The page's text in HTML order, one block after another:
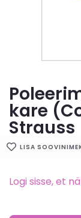
kare
Strauss
LISA
Logi sisse, et